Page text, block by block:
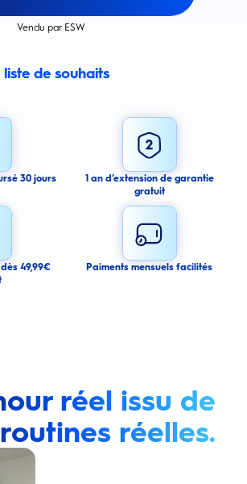
Vendu par ESW
de souhaits
email alerts about this product.
alerts, you agree to receive email
this product. We may use your email address
about product availability. We process your
in our Privacy Policy. You may withdraw your
email preferences at any time.
Cancel
30 jours
1 an d’extension de garantie
gratuit
49,99€
Paiments mensuels facilités
réel issu de
routines réelles.
montre comment elle a amélioré l’apparence de ses dents